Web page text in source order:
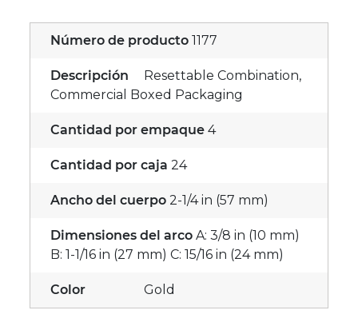
Número de producto 1177
Descripción
Resettable Combination,
Commercial Boxed Packaging
Cantidad por empaque 4
Cantidad por caja 24
Ancho del cuerpo 2-1/4 in (57 mm)
Dimensiones del arco A: 3/8 in (10 mm)
B: 1-1/16 in (27 mm) C: 15/16 in (24 mm)
Color Gold